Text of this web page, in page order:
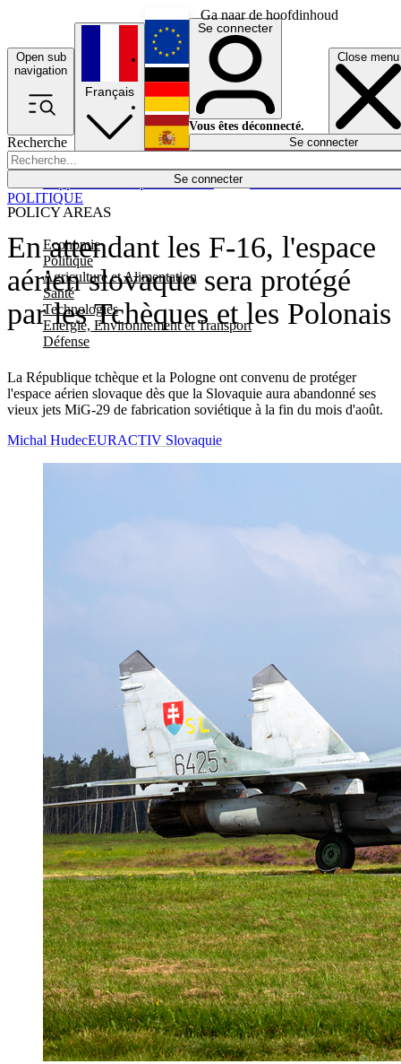
Ga naar de hoofdinhoud
Open sub
navigation
Close menu
Recherche
Se connecter
POLICY AREAS
Economie
Politique
Agriculture et Alimentation
Santé
Technologies
Energie, Environnement et Transport
Défense
Économie
Français
English
Deutsch
Español
Se connecter
Vous êtes déconnecté.
Se connecter
En attendant les F-16, l'espace
aérien slovaque sera protégé
par les Tchèques et les Polonais
La République tchèque et la Pologne ont convenu de protéger
l'espace aérien slovaque dès que la Slovaquie aura abandonné ses
vieux jets MiG-29 de fabrication soviétique à la fin du mois d'août.
POLITIQUE
Michal HudecEURACTIV Slovaquie